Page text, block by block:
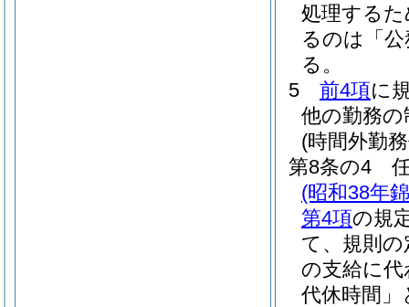
処理する
るのは「
る。
5
前4項に
他の勤務
(時間外勤
第8条の4
(昭和38年
第4項の規
て、規則
の支給に
代休時間」